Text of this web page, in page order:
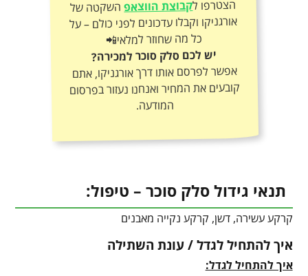
הצטרפו לקבוצת הווצאפהשקטה של
אורגניקו וקבלו עדכונים לפני כולם – על
כל מה שחוזר למלאי📲
יש לכם סלק סוכר למכירה?
אפשר לפרסם אותו דרך אורגניקו, אתם
קובעים את המחיר ואנחנו נעזור בפרסום
המודעה.
תנאי גידול סלק סוכר – טיפול:
קרקע עשירה, דשן, קרקע נקייה מאבנים
איך להתחיל לגדל / עונת השתילה
איך להתחיל לגדל: